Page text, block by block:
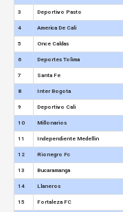
3 Deportivo Pasto
4 America De Cali
5 Once Caldas
6 Deportes Tolima
7 Santa Fe
8 Inter Bogota
9 Deportivo Cali
10 Millonarios
11 Independiente Medellin
12 Rionegro Fc
13 Bucaramanga
14 Llaneros
15 Fortaleza FC